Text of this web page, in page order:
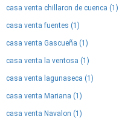
casa venta chillaron de cuenca (1)
casa venta fuentes (1)
casa venta Gascueña (1)
casa venta la ventosa (1)
casa venta lagunaseca (1)
casa venta Mariana (1)
casa venta Navalon (1)